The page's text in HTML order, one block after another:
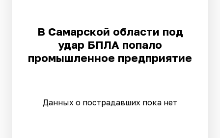
В Самарской области под
удар БПЛА попало
промышленное предприятие
Данных о пострадавших пока нет